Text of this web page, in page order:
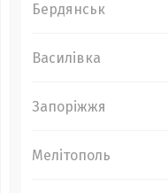
Бердянськ
Василівка
Запоріжжя
Мелітополь